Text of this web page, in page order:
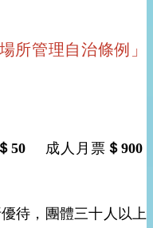
所管理自治條例」
＄50 成人月票 ＄900
待，團體三十人以上